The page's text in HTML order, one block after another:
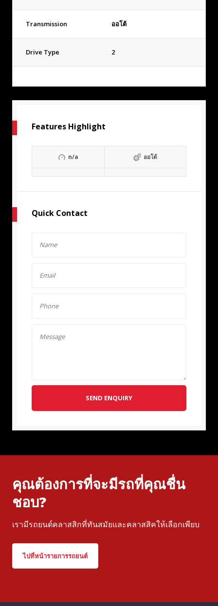
Transmission ออโต้
Drive Type 2
Features Highlight
n/a ออโต้
Quick Contact
SEND ENQUIRY
คุณต้องการที่จะมีรถที่คุณชื่น
ชอบ?
เรามีรถยนต์คลาสสิกที่ทันสมัยและคลาสสิคให้เลือกเพียบ
ไปที่หน้ารายการรถยนต์